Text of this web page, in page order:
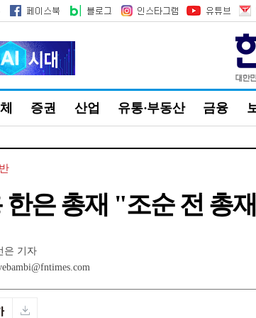
증권 산업 유통·부동산 금융
한은 총재 "조순 전 총
은 기자